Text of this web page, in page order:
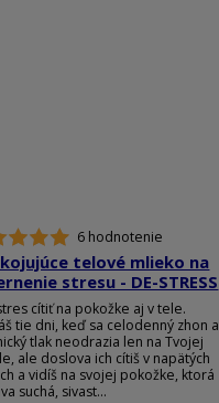
6 hodnotenie
telové mlieko na
stresu - DE-STRESS
cítiť na pokožke aj v tele.
tie dni, keď sa celodenný zhon a
tlak neodrazia len na Tvojej
ale doslova ich cítiš v napätých
a vidíš na svojej pokožke, ktorá
suchá, sivast...